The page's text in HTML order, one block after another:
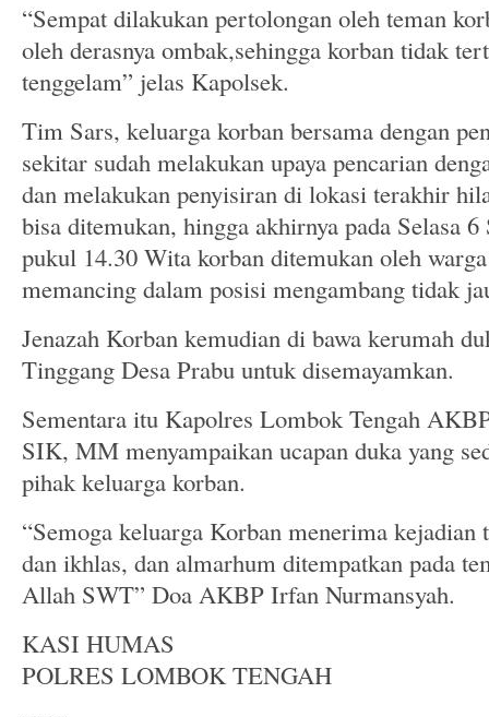
“Sempat dilakukan pertolongan oleh teman
oleh derasnya ombak,sehingga korban tidak
tenggelam” jelas Kapolsek.
Tim Sars, keluarga korban bersama dengan
sekitar sudah melakukan upaya pencarian
dan melakukan penyisiran di lokasi terakhir
bisa ditemukan, hingga akhirnya pada Selasa
pukul 14.30 Wita korban ditemukan oleh
memancing dalam posisi mengambang tidak
Jenazah Korban kemudian di bawa kerumah
Tinggang Desa Prabu untuk disemayamkan.
Sementara itu Kapolres Lombok Tengah
SIK, MM menyampaikan ucapan duka yang
pihak keluarga korban.
“Semoga keluarga Korban menerima kejadian
dan ikhlas, dan almarhum ditempatkan pada
Allah SWT” Doa AKBP Irfan Nurmansyah.
KASI HUMAS
POLRES LOMBOK TENGAH